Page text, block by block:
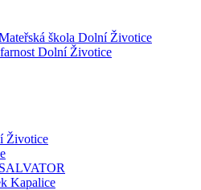
škola Dolní Životice
Dolní Životice
Životice
Kapalice